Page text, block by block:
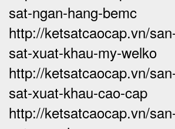
sat-ngan-hang-bemc
http://ketsatcaocap.vn/
sat-xuat-khau-my-welko
http://ketsatcaocap.vn/
sat-xuat-khau-cao-cap
http://ketsatcaocap.vn/